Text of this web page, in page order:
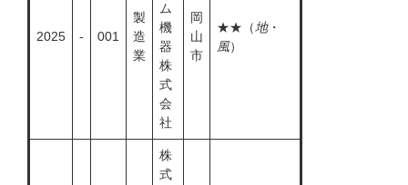
2025 - 001
製
造
業
ム
機
器
株
式
会
社
岡
山
市
★★（地・
風）
株
式